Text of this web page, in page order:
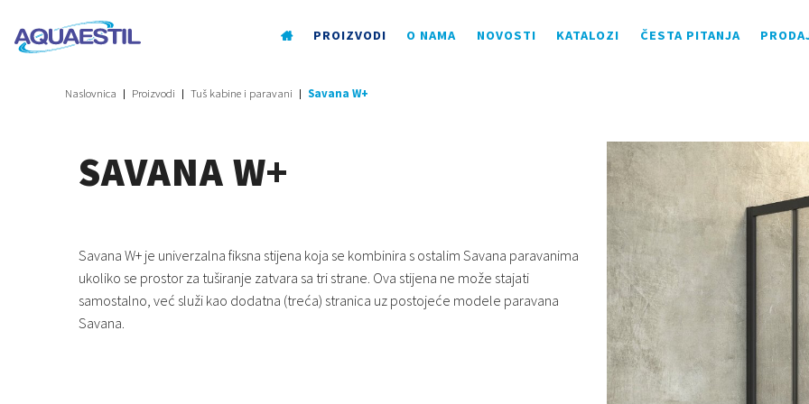
PROIZVODI O NAMA NOVOSTI KATALOZI ČESTA PITANJA
Naslovnica Proizvodi Tuš kabine i paravani Savana W+
SAVANA W+
Savana W+ je univerzalna fiksna stijena koja se kombinira s ostalim Savana paravanima
ukoliko se prostor za tuširanje zatvara sa tri strane. Ova stijena ne može stajati
samostalno, već služi kao dodatna (treća) stranica uz postojeće modele paravana
Savana.